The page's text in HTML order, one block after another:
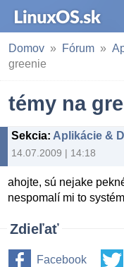
Domov Fórum
greenie
témy na
Sekcia: Aplikácie &
14.07.2009 | 14:18
ahojte, sú nejake
nespomalí mi to
Zdieľať
Facebook